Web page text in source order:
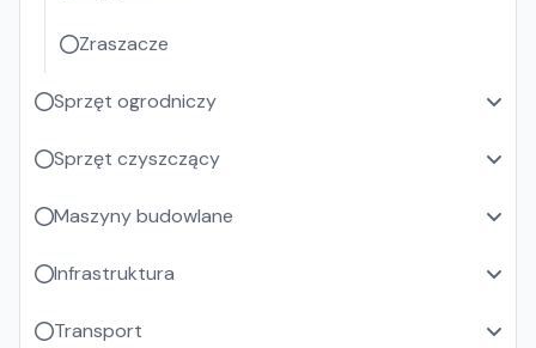
Zraszacze
Sprzęt ogrodniczy
Sprzęt czyszczący
Maszyny budowlane
Infrastruktura
Transport